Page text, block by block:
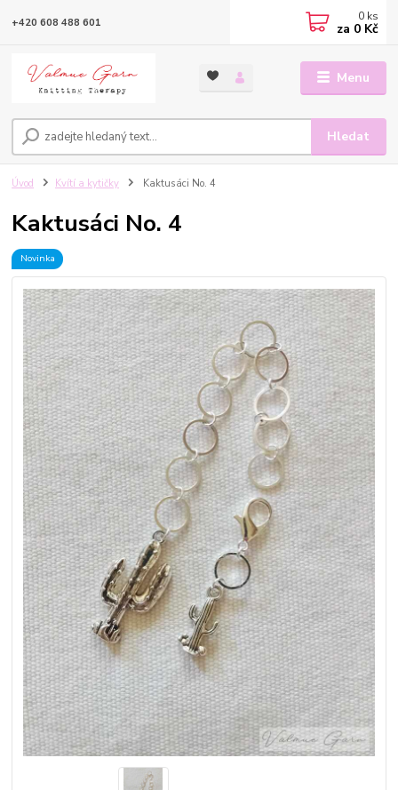
Menu
Hledat
+420 608 488 601 0 ks
za 0 Kč
Úvod Kvítí a kytičky Kaktusáci No. 4
Kaktusáci No. 4
Novinka